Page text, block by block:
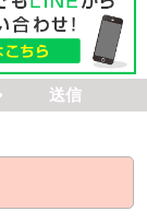
送信